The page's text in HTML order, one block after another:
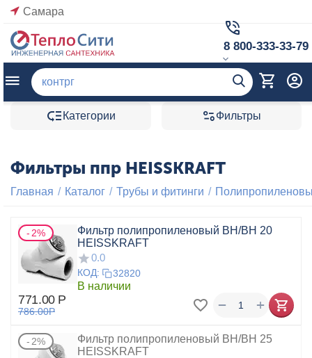
Самара
8 800-333-33-79
Категории Фильтры
Фильтры ппр HEISSKRAFT
Главная / Каталог / Трубы и фитинги /
2%
Фильтр полипропиленовый ВН/ВН 20
HEISSKRAFT
0.0
КОД: 32820
В наличии
771.00 Р
786.00Р +
−
2%
Фильтр полипропиленовый ВН/ВН 25
HEISSKRAFT